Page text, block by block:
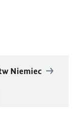
Niemiec